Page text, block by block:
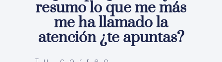
resumo lo que me más
me ha llamado la
atención ¿te apuntas?